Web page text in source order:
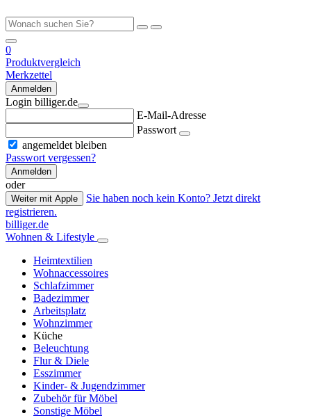
0
Produktvergleich
Merkzettel
Anmelden
Login billiger.de
E-Mail-Adresse
Passwort
angemeldet bleiben
Passwort vergessen?
Anmelden
oder
Weiter mit Apple
Sie haben noch kein Konto? Jetzt direkt
registrieren.
billiger.de
Wohnen & Lifestyle
Heimtextilien
Wohnaccessoires
Schlafzimmer
Badezimmer
Arbeitsplatz
Wohnzimmer
Küche
Beleuchtung
Flur & Diele
Esszimmer
Kinder- & Jugendzimmer
Zubehör für Möbel
Sonstige Möbel